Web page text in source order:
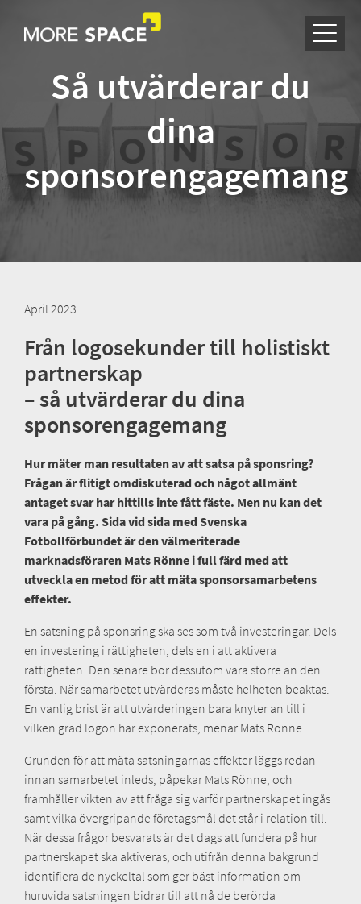
Så utvärderar du
dina
sponsorengagemang
April 2023
Från logosekunder till holistiskt
partnerskap
– så utvärderar du dina
sponsorengagemang
Hur mäter man resultaten av att satsa på sponsring?
Frågan är flitigt omdiskuterad och något allmänt
antaget svar har hittills inte fått fäste. Men nu kan det
vara på gång. Sida vid sida med Svenska
Fotbollförbundet är den välmeriterade
marknadsföraren Mats Rönne i full färd med att
utveckla en metod för att mäta sponsorsamarbetens
effekter.
En satsning på sponsring ska ses som två investeringar. Dels
en investering i rättigheten, dels en i att aktivera
rättigheten. Den senare bör dessutom vara större än den
första. När samarbetet utvärderas måste helheten beaktas.
En vanlig brist är att utvärderingen bara knyter an till i
vilken grad logon har exponerats, menar Mats Rönne.
Grunden för att mäta satsningarnas effekter läggs redan
innan samarbetet inleds, påpekar Mats Rönne, och
framhåller vikten av att fråga sig varför partnerskapet ingås
samt vilka övergripande företagsmål det står i relation till.
När dessa frågor besvarats är det dags att fundera på hur
partnerskapet ska aktiveras, och utifrån denna bakgrund
identifiera de nyckeltal som ger bäst information om
huruvida satsningen bidrar till att nå de berörda